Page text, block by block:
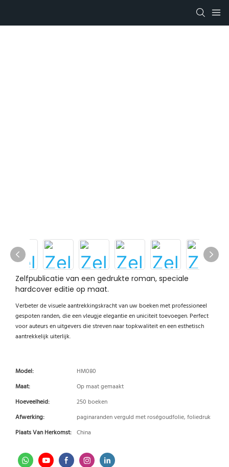
Zelfpublicatie van een gedrukte roman, speciale
hardcover editie op maat.
Verbeter de visuele aantrekkingskracht van uw boeken met professioneel
gespoten randen, die een vleugje elegantie en uniciteit toevoegen. Perfect
voor auteurs en uitgevers die streven naar topkwaliteit en een esthetisch
aantrekkelijk uiterlijk.
Model:
HM080
Maat:
Op maat gemaakt
Hoeveelheid:
250 boeken
Afwerking:
paginaranden verguld met roségoudfolie, foliedruk
Plaats Van Herkomst: China